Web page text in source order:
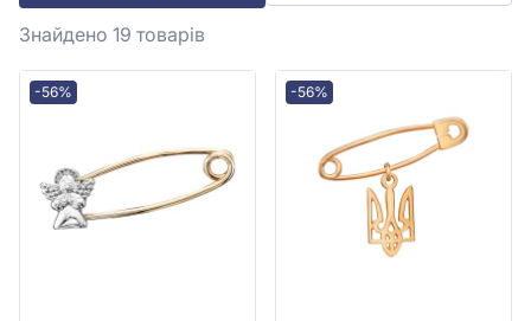
Знайдено 19 товарів
-56% -56%